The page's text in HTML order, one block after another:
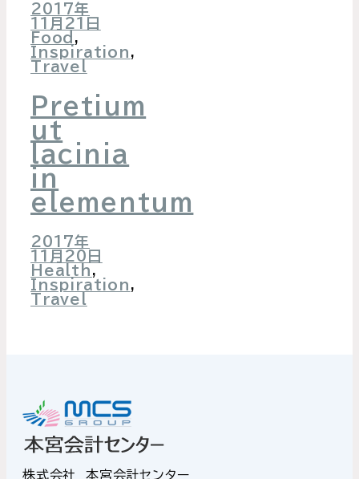
2017年
11月21日
Food ,
Inspiration ,
Travel
Pretium
ut
lacinia
in
elementum
2017年
11月20日
Health ,
Inspiration ,
Travel
株式会社 本宮会計センター